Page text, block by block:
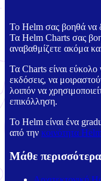
Το Helm σας βοηθά να
Τα Helm Charts σας
αναβαθμίζετε ακόμα
Τα Charts είναι
εκδόσεις, να
λοιπόν να
επικόλληση.
Το Helm είναι ένα
από την κοινότητα
Μάθε